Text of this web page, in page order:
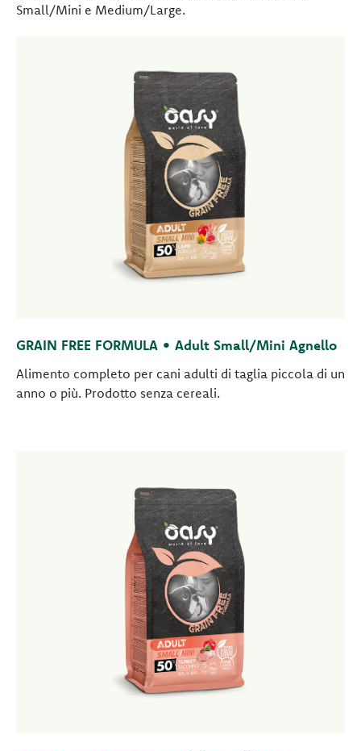
Small/Mini e Medium/Large.
GRAIN FREE FORMULA • Adult Small/Mini Agnello
Alimento completo per cani adulti di taglia piccola di un
anno o più. Prodotto senza cereali.